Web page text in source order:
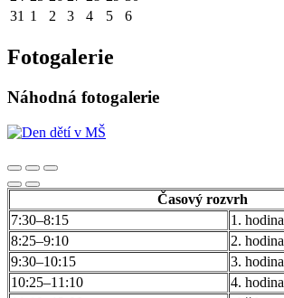
31 1 2 3 4 5 6
Fotogalerie
Náhodná fotogalerie
Časový rozvrh
7:30–8:15
1. hodina
8:25–9:10
2. hodina
9:30–10:15
3. hodina
10:25–11:10
4. hodina